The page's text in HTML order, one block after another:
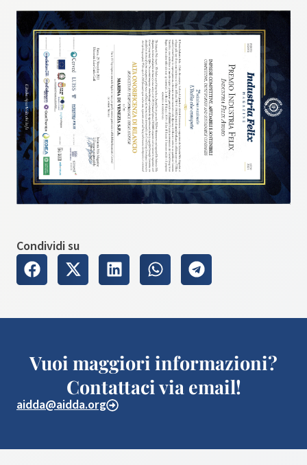
Condividi su
Vuoi maggiori informazioni?
Contattaci via email!
aidda@aidda.org